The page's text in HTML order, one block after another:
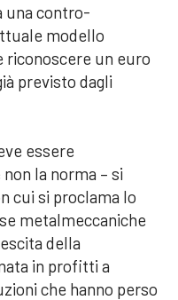
una contro-
modello
un euro
previsto dagli
essere
la norma – si
cui si proclama lo
metalmeccaniche
della
in profitti a
che hanno perso